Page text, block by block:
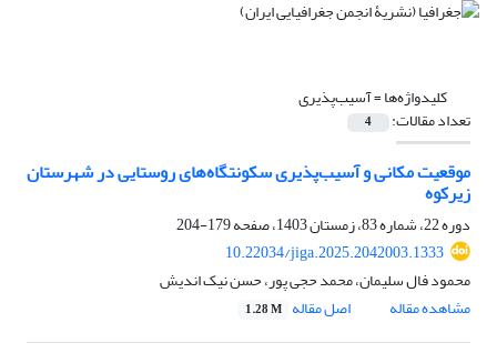
کلیدواژه‌ها =آسیب‌پذیری
تعداد مقالات: 4
موقعیت مکانی و آسیب‌پذیری سکونتگاه‌های روستایی در شهرستان
زیرکوه
دوره 22، شماره 83، زمستان 1403، صفحه
179-204
10.22034/jiga.2025.2042003.1333
محمود فال سلیمان، محمد حجی پور، حسن نیک اندیش
مشاهده مقاله
اصل مقاله 1.28 M